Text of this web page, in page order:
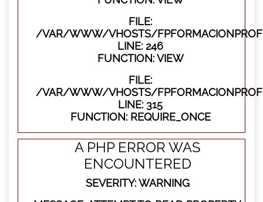
FILE:
/VAR/WWW/VHOSTS/
LINE: 246
FUNCTION: VIEW
FILE:
/VAR/WWW/VHOSTS/
LINE: 315
FUNCTION: REQUIRE_ONCE
A PHP ERROR WAS
ENCOUNTERED
SEVERITY: WARNING